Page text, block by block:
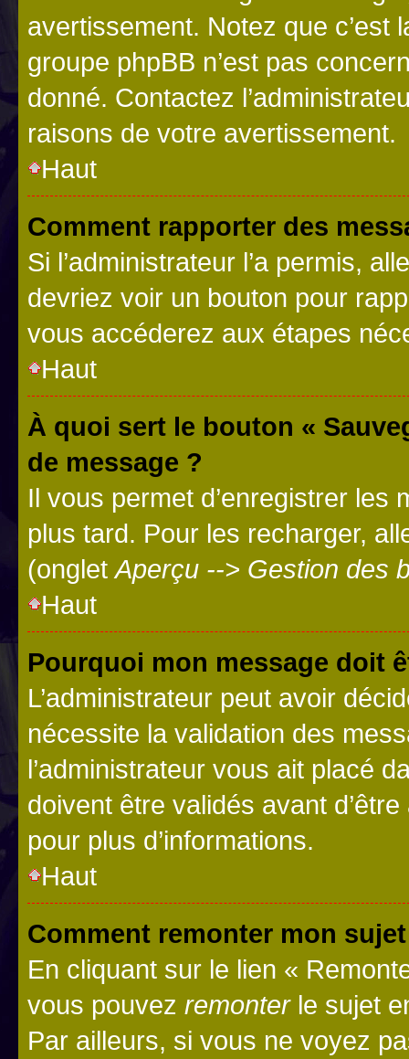
avertissement. Notez que c’est
groupe phpBB n’est pas
donné. Contactez
raisons de votre avertissement.
Haut
Comment rapporter des
Si l’administrateur l’a permis,
devriez voir un bouton pour
vous accéderez aux étapes
Haut
À quoi sert le bouton «
de message ?
Il vous permet d’enregistrer
plus tard. Pour les recharger,
(onglet Aperçu --> Gestion des
Haut
Pourquoi mon message doit
L’administrateur peut avoir
nécessite la validation des
l’administrateur vous ait placé
doivent être validés avant
pour plus d’informations.
Haut
Comment remonter mon
En cliquant sur le lien «
vous pouvez remonterle sujet
Par ailleurs, si vous ne voyez